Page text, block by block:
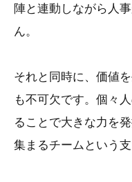
陣と連動しながら人
ん。
それと同時に、価値
も不可欠です。個々
ることで大きな力を
集まるチームという